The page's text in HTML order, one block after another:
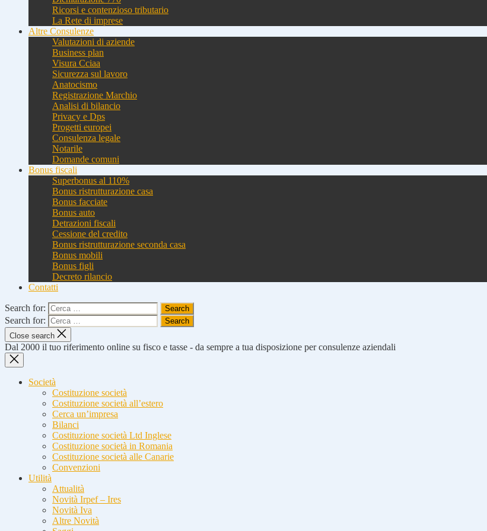
Ricorsi e contenzioso tributario
La Rete di imprese
Altre Consulenze
Valutazioni di aziende
Business plan
Visura Cciaa
Sicurezza sul lavoro
Anatocismo
Registrazione Marchio
Analisi di bilancio
Privacy e Dps
Progetti europei
Consulenza legale
Notarile
Domande comuni
Bonus fiscali
Superbonus al 110%
Bonus ristrutturazione casa
Bonus facciate
Bonus auto
Detrazioni fiscali
Cessione del credito
Bonus ristrutturazione seconda casa
Bonus mobili
Bonus figli
Decreto rilancio
Contatti
Search for:
Search for:
Close search
Dal 2000 il tuo riferimento online su fisco e tasse - da sempre a tua disposizione per consulenze aziendali
Società
Costituzione società
Costituzione società all’estero
Cerca un’impresa
Bilanci
Costituzione società Ltd Inglese
Costituzione società in Romania
Costituzione società alle Canarie
Convenzioni
Utilità
Attualità
Novità Irpef – Ires
Novità Iva
Altre Novità